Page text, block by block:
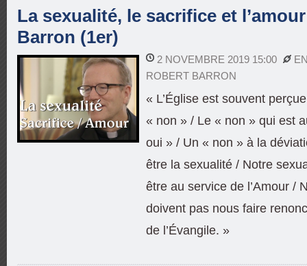
La sexualité, le sacrifice et
Barron (1er)
2 NOVEMBRE 2019 15:00
ROBERT BARRON
« L’Église est souvent
« non » / Le « non » qui est
oui » / Un « non » à la
être la sexualité / Notre
être au service de l’Amour /
doivent pas nous faire
de l’Évangile. »